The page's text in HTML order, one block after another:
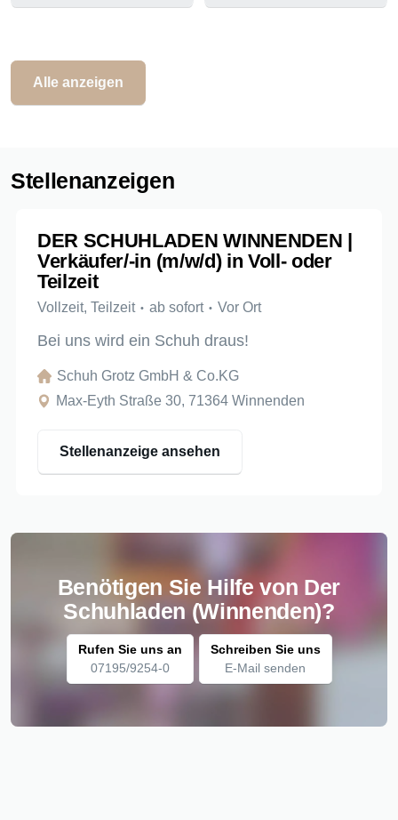
Alle anzeigen
Stellenanzeigen
DER SCHUHLADEN WINNENDEN |
Verkäufer/-in (m/w/d) in Voll- oder
Teilzeit
Vollzeit, Teilzeit ab sofort Vor Ort
Bei uns wird ein Schuh draus!
Schuh Grotz GmbH & Co.KG
Max-Eyth Straße 30, 71364 Winnenden
Stellenanzeige ansehen
Benötigen Sie Hilfe von Der
Schuhladen (Winnenden)?
Rufen Sie uns an
07195/9254-0
Schreiben Sie uns
E-Mail senden